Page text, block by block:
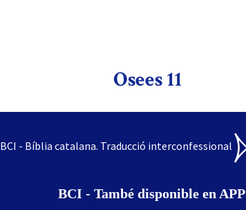
Osees 11
BCI - Bíblia catalana. Traducció interconfessional
BCI - També disponible en APP